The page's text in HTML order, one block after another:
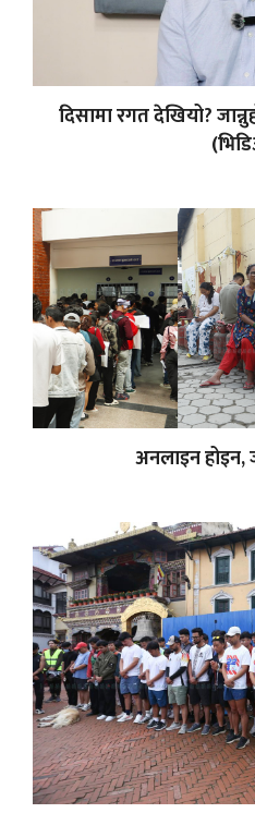
दिसामा रगत देखियो?
अनलाइन